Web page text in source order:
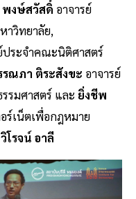
งษ์สวัสดิ์ อาจารย์
าวิทยาลัย,
ประจำคณะนิติศาสตร์
รณภา ติระสังขะ อาจารย์
รมศาสตร์ และ ยิ่งชีพ
ร์เน็ตเพื่อกฎหมาย
วิโรจน์ อาลี